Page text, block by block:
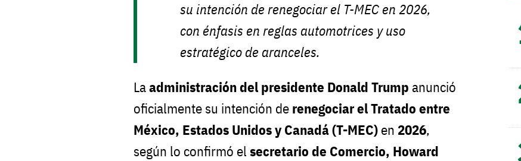
su intención de renegociar el T-MEC en 2026,
con énfasis en reglas automotrices y uso
estratégico de aranceles.
Laadministración del presidente Donald Trump anunció
oficialmente su intención de renegociar el Tratado entre
México, Estados Unidos y Canadá (T-MEC) en 2026,
según lo confirmó el secretario de Comercio, Howard